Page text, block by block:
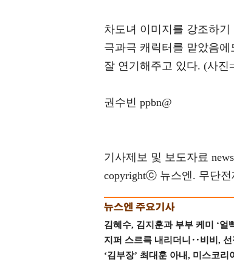
차도녀 이미지를 강조하
극과극 캐릭터를 맡았음
잘 연기해주고 있다. (사진
권수빈 ppbn@
기사제보 및 보도자료
copyrightⓒ 뉴스엔. 무단전
김혜수, 김지훈과 부부 케미 ‘얼
지퍼 스르륵 내리더니‥비비, 선
‘김부장’ 최대훈 아내, 미스코